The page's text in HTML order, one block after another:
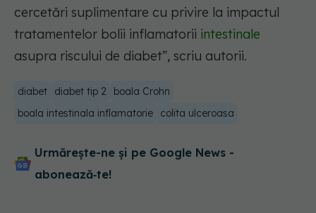
cercetări suplimentare cu privire la impactul
tratamentelor bolii inflamatorii intestinale
asupra riscului de diabet”, scriu autorii.
diabet diabet tip 2
boala Crohn
boala intestinala inflamatorie
colita ulceroasa
Urmărește-ne și pe Google News -
abonează‑te!